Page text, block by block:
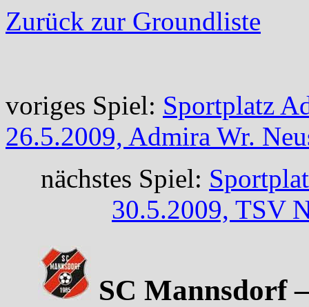
Zurück zur Groundliste
voriges Spiel: Sportplatz
26.5.2009, Admira Wr.
nächstes Spiel:
30.5.2009, TSV
SC Mannsdorf